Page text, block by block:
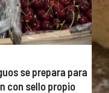
se prepara para
con sello propio